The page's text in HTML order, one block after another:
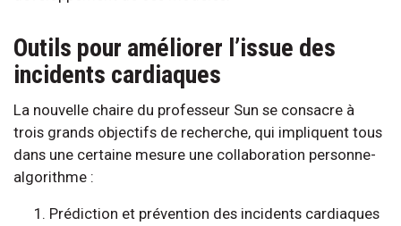
Outils pour améliorer l’issue des
incidents cardiaques
La nouvelle chaire du professeur Sun se consacre à
trois grands objectifs de recherche, qui impliquent tous
dans une certaine mesure une collaboration personne-
algorithme :
Prédiction et prévention des incidents cardiaques